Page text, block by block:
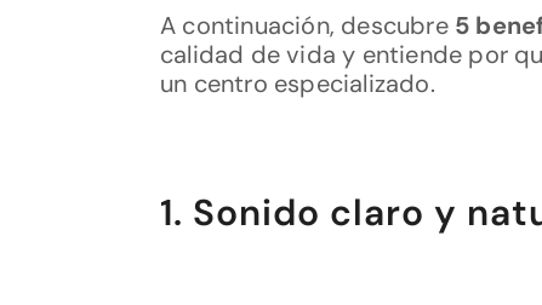
A continuación, descubre 5
calidad de vida y entiende por
un centro especializado.
1. Sonido claro y